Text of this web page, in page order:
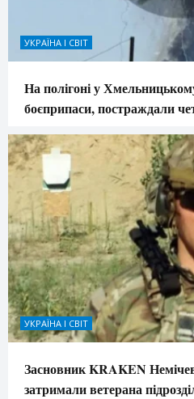
УКРАЇНА І СВІТ
На полігоні у
боєприпаси, постраждали
УКРАЇНА І СВІТ
Засновник KRAKEN
затримали ветерана